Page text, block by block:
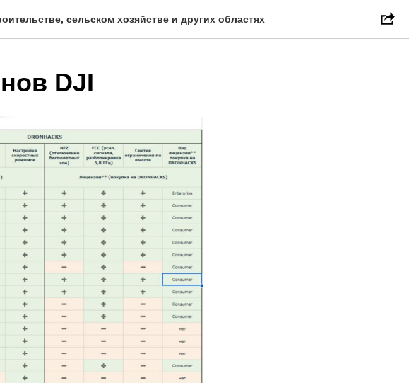
сельском хозяйстве и других областях
DJI